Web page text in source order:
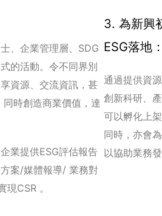
、企業管理層、SDG
的活動。令不同界別
資源、交流資訊，甚
時創造商業價值，達
業提供ESG評估報告
案/媒體報導/ 業務對
CSR 。
3. 為新興
ESG落地：
通過提供資
創新科研、
可以孵化上
同時，亦會
以協助業務